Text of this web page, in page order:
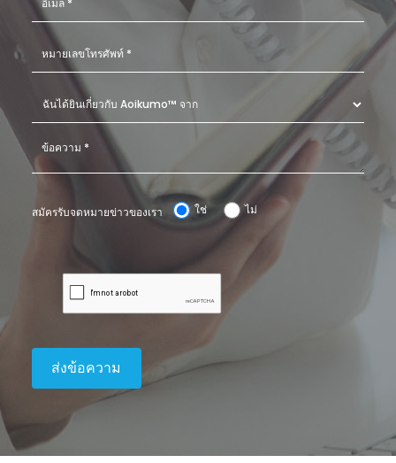
สมัครรับจดหมายข่าวของเรา ใช่ ไม่